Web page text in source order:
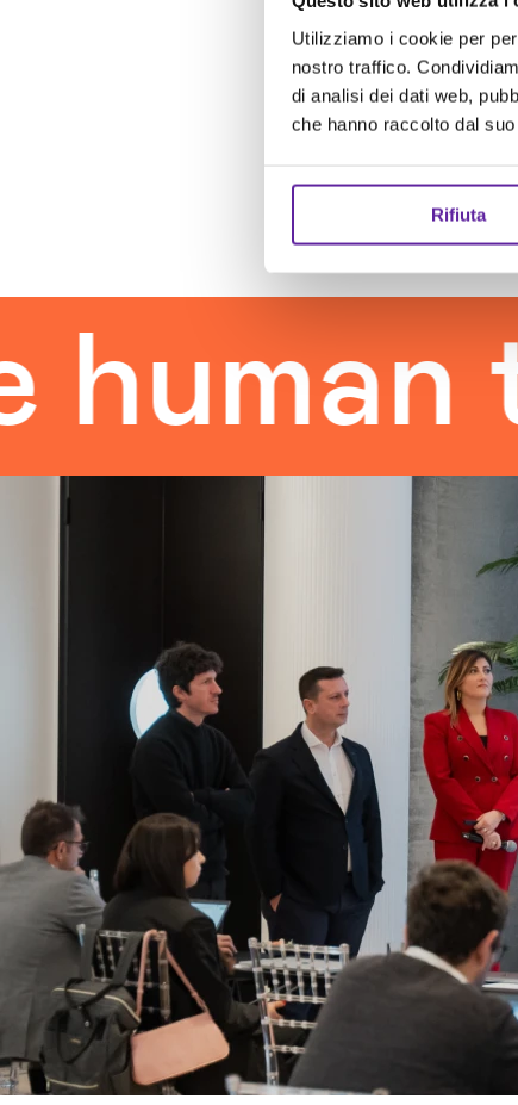
Utilizziamo i cookie per
nostro traffico.
di analisi dei dati web,
che hanno raccolto dal
Rifiuta